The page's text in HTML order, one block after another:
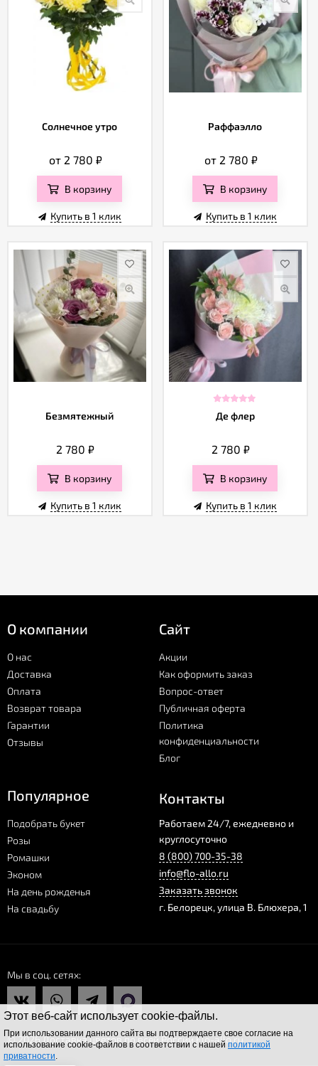
Этот веб-сайт использует cookie-файлы.
При использовании данного сайта вы подтверждаете свое согласие на
использование cookie-файлов в соответствии с нашей политикой
приватности.
Солнечное утро
от 2 780 ₽
В корзину
Купить в 1 клик
Раффаэлло
от 2 780 ₽
В корзину
Купить в 1 клик
Безмятежный
2 780₽
В корзину
Купить в 1 клик
Де флер
2 780₽
В корзину
Купить в 1 клик
О компании
О нас
Доставка
Оплата
Возврат товара
Гарантии
Отзывы
Сайт
Акции
Как оформить заказ
Вопрос-ответ
Публичная оферта
Политика
конфиденциальности
Блог
Популярное
Подобрать букет
Розы
Ромашки
Эконом
На день рожденья
На свадьбу
Контакты
Работаем 24/7, ежедневно и
круглосуточно
8 (800) 700-35-38
info@flo-allo.ru
Заказать звонок
г. Белорецк,улица В. Блюхера, 1
Мы в соц. сетях
© 2026 Доставка цветов по всей России Flo-allo.ru